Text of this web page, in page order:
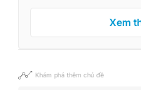
Xem
Khám phá thêm chủ đề